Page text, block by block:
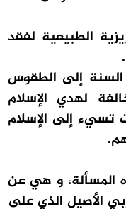
الطبيعية لفقد
إلى الطقوس
لهدي الإسلام
تسيء إلى الإسلام
المسألة، و هي عن
الأصيل الذي على